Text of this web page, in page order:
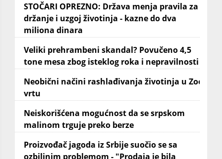
STOČARI OPREZNO: Država menja pravila za
držanje i uzgoj životinja - kazne do dva
miliona dinara
Veliki prehrambeni skandal? Povučeno 4,5
tone mesa zbog isteklog roka i nepravilnosti
Neobični načini rashlađivanja životinja u Zoo
vrtu
Neiskorišćena mogućnost da se srpskom
malinom trguje preko berze
Proizvođač jagoda iz Srbije suočio se sa
ozbiljnim problemom - "Prodaja je bila